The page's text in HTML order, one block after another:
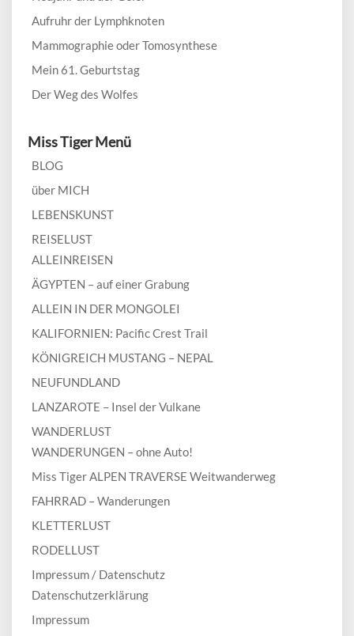
Aufruhr der Lymphknoten
Mammographie oder Tomosynthese
Mein 61. Geburtstag
Der Weg des Wolfes
Miss Tiger Menü
BLOG
über MICH
LEBENSKUNST
REISELUST
ALLEINREISEN
ÄGYPTEN – auf einer Grabung
ALLEIN IN DER MONGOLEI
KALIFORNIEN: Pacific Crest Trail
KÖNIGREICH MUSTANG – NEPAL
NEUFUNDLAND
LANZAROTE – Insel der Vulkane
WANDERLUST
WANDERUNGEN – ohne Auto!
Miss Tiger ALPEN TRAVERSE Weitwanderweg
FAHRRAD – Wanderungen
KLETTERLUST
RODELLUST
Impressum / Datenschutz
Datenschutzerklärung
Impressum